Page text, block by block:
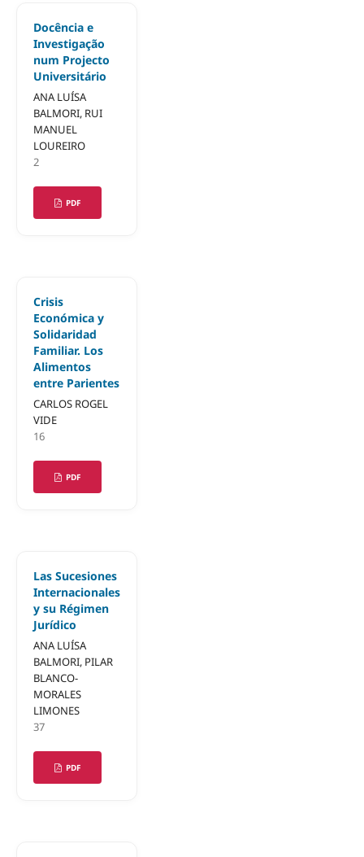
Docência e
Investigação
num Projecto
Universitário
ANA LUÍSA
BALMORI, RUI
MANUEL
LOUREIRO
2
PDF
Crisis
Económica y
Solidaridad
Familiar. Los
Alimentos
entre Parientes
CARLOS ROGEL
VIDE
16
PDF
Las Sucesiones
Internacionales
y su Régimen
Jurídico
ANA LUÍSA
BALMORI, PILAR
BLANCO-
MORALES
LIMONES
37
PDF